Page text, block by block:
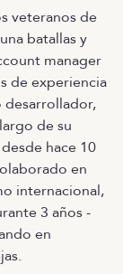
veteranos de
batallas y
manager
de experiencia
desarrollador,
de su
hace 10
en
internacional,
3 años -
en